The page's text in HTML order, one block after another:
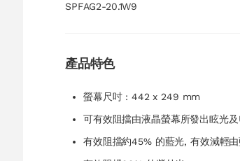
SPFAG2-20.1W9
產品特色
螢幕尺吋 : 442 x 249 mm
可有效阻擋由液晶螢幕所發出眩光
有效阻擋約45% 的藍光, 有效減輕